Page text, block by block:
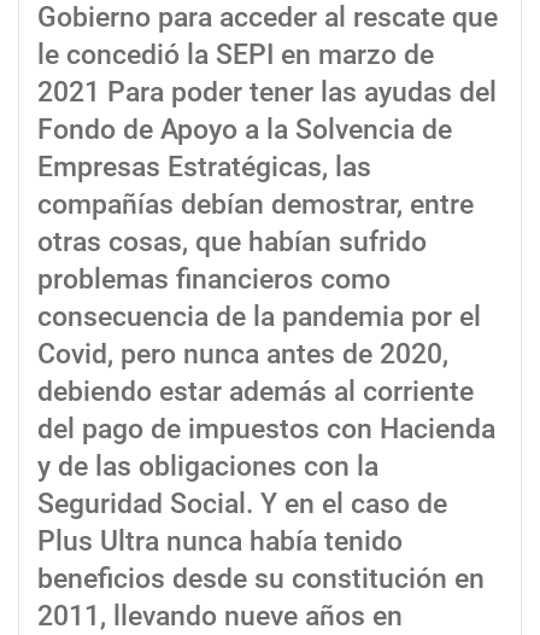
Gobierno para acceder al rescate que
le concedió la SEPI en marzo de
2021 Para poder tener las ayudas del
Fondo de Apoyo a la Solvencia de
Empresas Estratégicas, las
compañías debían demostrar, entre
otras cosas, que habían sufrido
problemas financieros como
consecuencia de la pandemia por el
Covid, pero nunca antes de 2020,
debiendo estar además al corriente
del pago de impuestos con Hacienda
y de las obligaciones con la
Seguridad Social. Y en el caso de
Plus Ultra nunca había tenido
beneficios desde su constitución en
2011, llevando nueve años en